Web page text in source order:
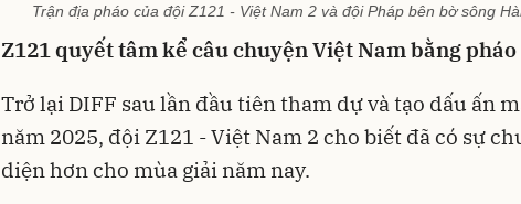
Trận địa pháo của đội Z121 - Việt Nam 2 và đội Pháp bên bờ sông
Z121 quyết tâm kể câu chuyện Việt Nam bằng pháo
Trở lại DIFF sau lần đầu tiên tham dự và tạo dấu ấn
năm 2025, đội Z121 - Việt Nam 2 cho biết đã có sự
diện hơn cho mùa giải năm nay.